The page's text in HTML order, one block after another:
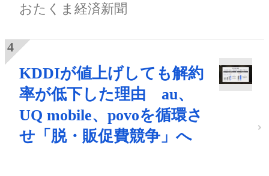
おたくま経済新聞
KDDIが値上げしても解約
率が低下した理由 au、
UQ mobile、povoを循環さ
せ「脱・販促費競争」へ